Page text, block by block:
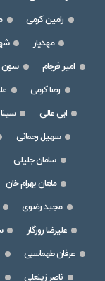
رامین کرمی
مهدیار
امیر فرجام
سون
رضا کرمی
ابی عالی
سهیل رحمانی
سامان جلیلی
ماهان بهرام خان
مجید رضوی
علیرضا روزگار
عرفان طهماسبی
ناصر زینعلی